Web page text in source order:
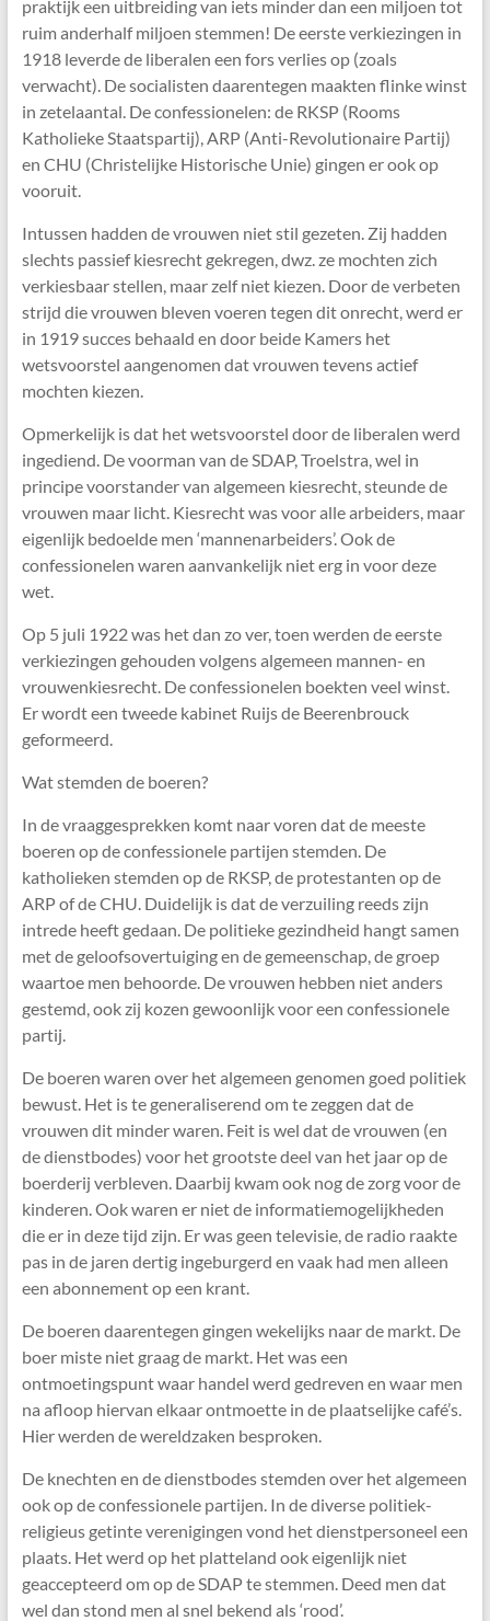
praktijk een uitbreiding van iets minder dan een miljoen tot
ruim anderhalf miljoen stemmen! De eerste verkiezingen in
1918 leverde de liberalen een fors verlies op (zoals
verwacht). De socialisten daarentegen maakten flinke winst
in zetelaantal. De confessionelen: de RKSP (Rooms
Katholieke Staatspartij), ARP (Anti-Revolutionaire Partij)
en CHU (Christelijke Historische Unie) gingen er ook op
vooruit.
Intussen hadden de vrouwen niet stil gezeten. Zij hadden
slechts passief kiesrecht gekregen, dwz. ze mochten zich
verkiesbaar stellen, maar zelf niet kiezen. Door de verbeten
strijd die vrouwen bleven voeren tegen dit onrecht, werd er
in 1919 succes behaald en door beide Kamers het
wetsvoorstel aangenomen dat vrouwen tevens actief
mochten kiezen.
Opmerkelijk is dat het wetsvoorstel door de liberalen werd
ingediend. De voorman van de SDAP, Troelstra, wel in
principe voorstander van algemeen kiesrecht, steunde de
vrouwen maar licht. Kiesrecht was voor alle arbeiders, maar
eigenlijk bedoelde men ‘mannenarbeiders’. Ook de
confessionelen waren aanvankelijk niet erg in voor deze
wet.
Op 5 juli 1922 was het dan zo ver, toen werden de eerste
verkiezingen gehouden volgens algemeen mannen- en
vrouwenkiesrecht. De confessionelen boekten veel winst.
Er wordt een tweede kabinet Ruijs de Beerenbrouck
geformeerd.
Wat stemden de boeren?
In de vraaggesprekken komt naar voren dat de meeste
boeren op de confessionele partijen stemden. De
katholieken stemden op de RKSP, de protestanten op de
ARP of de CHU. Duidelijk is dat de verzuiling reeds zijn
intrede heeft gedaan. De politieke gezindheid hangt samen
met de geloofsovertuiging en de gemeenschap, de groep
waartoe men behoorde. De vrouwen hebben niet anders
gestemd, ook zij kozen gewoonlijk voor een confessionele
partij.
De boeren waren over het algemeen genomen goed politiek
bewust. Het is te generaliserend om te zeggen dat de
vrouwen dit minder waren. Feit is wel dat de vrouwen (en
de dienstbodes) voor het grootste deel van het jaar op de
boerderij verbleven. Daarbij kwam ook nog de zorg voor de
kinderen. Ook waren er niet de informatiemogelijkheden
die er in deze tijd zijn. Er was geen televisie, de radio raakte
pas in de jaren dertig ingeburgerd en vaak had men alleen
een abonnement op een krant.
De boeren daarentegen gingen wekelijks naar de markt. De
boer miste niet graag de markt. Het was een
ontmoetingspunt waar handel werd gedreven en waar men
na afloop hiervan elkaar ontmoette in de plaatselijke café’s.
Hier werden de wereldzaken besproken.
De knechten en de dienstbodes stemden over het algemeen
ook op de confessionele partijen. In de diverse politiek-
religieus getinte verenigingen vond het dienstpersoneel een
plaats. Het werd op het platteland ook eigenlijk niet
geaccepteerd om op de SDAP te stemmen. Deed men dat
wel dan stond men al snel bekend als ‘rood’.